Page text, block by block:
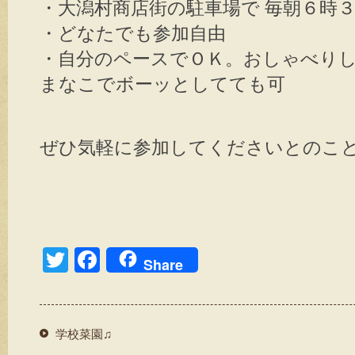
・大潟村商店街の駐車場で 毎朝６時
・どなたでも参加自由
・自分のペースでＯＫ。おしゃべり
まなこでボーッとしてても可
ぜひ気軽に参加してくださいとのこ
T
tt
er
F
c
e
Share
学校菜園♫